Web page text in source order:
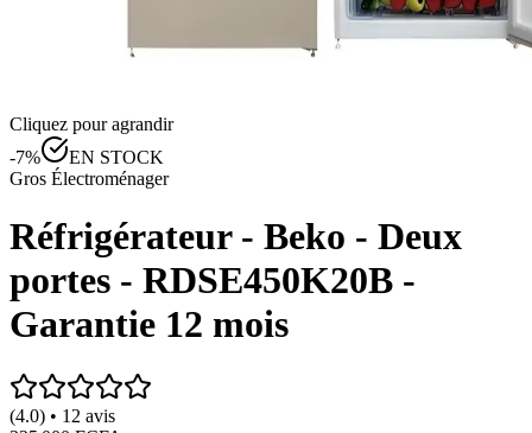
Cliquez pour agrandir
-7%
EN STOCK
Gros Électroménager
Réfrigérateur - Beko - Deux
portes - RDSE450K20B -
Garantie 12 mois
(4.0) • 12 avis